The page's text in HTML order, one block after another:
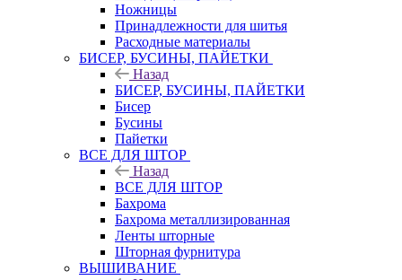
Ножницы
Принадлежности для шитья
Расходные материалы
БИСЕР, БУСИНЫ, ПАЙЕТКИ
Назад
БИСЕР, БУСИНЫ, ПАЙЕТКИ
Бисер
Бусины
Пайетки
ВСЕ ДЛЯ ШТОР
Назад
ВСЕ ДЛЯ ШТОР
Бахрома
Бахрома металлизированная
Ленты шторные
Шторная фурнитура
ВЫШИВАНИЕ